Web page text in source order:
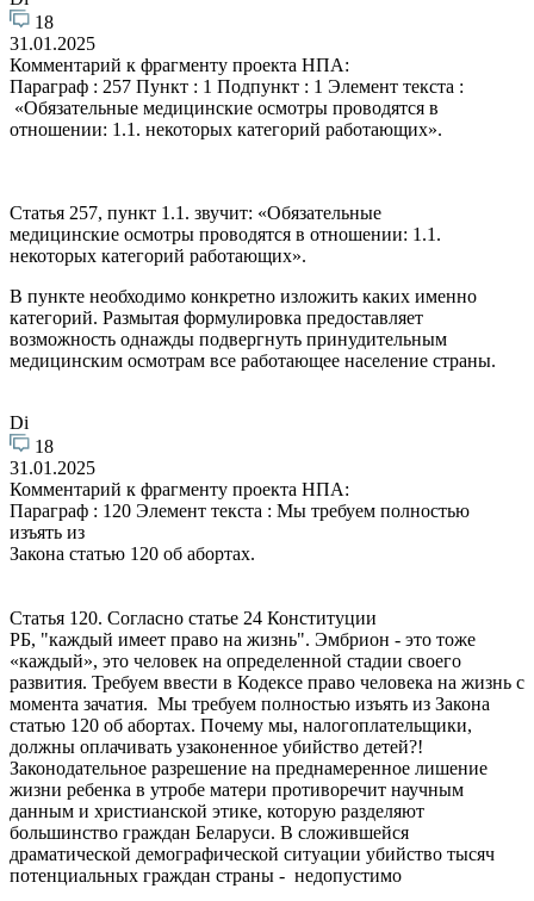
18
31.01.2025
Комментарий к фрагменту проекта НПА:
Параграф : 257 Пункт : 1 Подпункт : 1 Элемент текста :
«Обязательные медицинские осмотры проводятся в
отношении: 1.1. некоторых категорий работающих».
Статья 257, пункт 1.1. звучит: «Обязательные
медицинские осмотры проводятся в отношении: 1.1.
некоторых категорий работающих».
В пункте необходимо конкретно изложить каких именно
категорий. Размытая формулировка предоставляет
возможность однажды подвергнуть принудительным
медицинским осмотрам все работающее население страны.
Di
18
31.01.2025
Комментарий к фрагменту проекта НПА:
Параграф : 120 Элемент текста : Мы требуем полностью
изъять из
Закона статью 120 об абортах.
Статья 120. Согласно статье 24 Конституции
РБ, "каждый имеет право на жизнь". Эмбрион - это тоже
«каждый», это человек на определенной стадии своего
развития. Требуем ввести в Кодексе право человека на жизнь с
момента зачатия. Мы требуем полностью изъять из Закона
статью 120 об абортах. Почему мы, налогоплательщики,
должны оплачивать узаконенное убийство детей?!
Законодательное разрешение на преднамеренное лишение
жизни ребенка в утробе матери противоречит научным
данным и христианской этике, которую разделяют
большинство граждан Беларуси. В сложившейся
драматической демографической ситуации убийство тысяч
потенциальных граждан страны - недопустимо